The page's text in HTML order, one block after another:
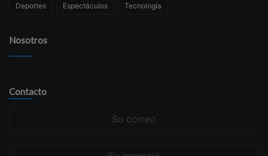
Deportes Espectáculos Tecnología
Nosotros
Contacto